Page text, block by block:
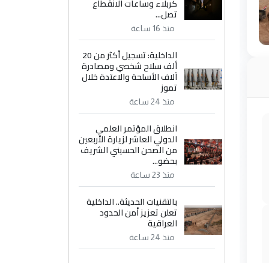
كربلاء وساعات الانقطاع
تصل...
منذ 16 ساعة
الداخلية: تسجيل أكثر من 20
ألف سلاح شخصي ومصادرة
آلاف الأسلحة والاعتدة خلال
تموز
منذ 24 ساعة
انطلاق المؤتمر العلمي
الدولي العاشر لزيارة الأربعين
من الصحن الحسيني الشريف
بحضو...
منذ 23 ساعة
بالتقنيات الحديثة.. الداخلية
تعلن تعزيز أمن الحدود
العراقية
منذ 24 ساعة